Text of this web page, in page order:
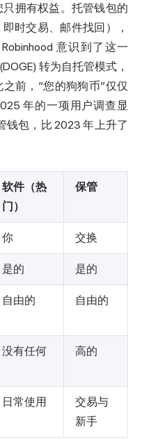
拥有权益。托管钱包的
时交易、邮件找回），
意识到了这一
转为自托管模式，
前，“您的狗狗币”仅仅
年的一项用户调查显
钱包，比 2023 年上升了
软件（热
门）
保管
你 交换
是的 是的
自由的 自由的
没有任何 高的
日常使用
交易与
新手